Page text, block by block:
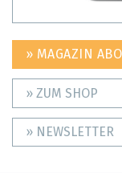
» MAGAZIN
» ZUM SHOP
» NEWSLETTER